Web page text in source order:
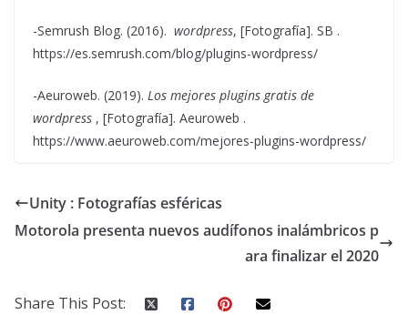
-Semrush Blog. (2016). wordpress, [Fotografía]. SB .
https://es.semrush.com/blog/plugins-wordpress/
-Aeuroweb. (2019). Los mejores plugins gratis de
wordpress , [Fotografía]. Aeuroweb .
https://www.aeuroweb.com/mejores-plugins-wordpress/
Unity : Fotografías esféricas
Motorola presenta nuevos audífonos inalámbricos p
ara finalizar el 2020
Share This Post: